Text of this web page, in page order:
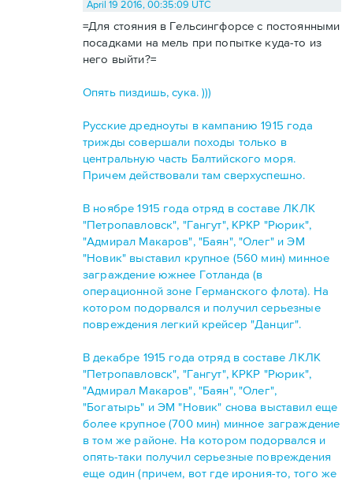
April 19 2016, 00:35:09 UTC
=Для стояния в Гельсингфорсе с постоянными
посадками на мель при попытке куда-то из
него выйти?=
Опять пиздишь, сука. )))
Русские дредноуты в кампанию 1915 года
трижды совершали походы только в
центральную часть Балтийского моря.
Причем действовали там сверхуспешно.
В ноябре 1915 года отряд в составе ЛКЛК
"Петропавловск", "Гангут", КРКР "Рюрик",
"Адмирал Макаров", "Баян", "Олег" и ЭМ
"Новик" выставил крупное (560 мин) минное
заграждение южнее Готланда (в
операционной зоне Германского флота). На
котором подорвался и получил серьезные
повреждения легкий крейсер "Данциг".
В декабре 1915 года отряд в составе ЛКЛК
"Петропавловск", "Гангут", КРКР "Рюрик",
"Адмирал Макаров", "Баян", "Олег",
"Богатырь" и ЭМ "Новик" снова выставил еще
более крупное (700 мин) минное заграждение
в том же районе. На котором подорвался и
опять-таки получил серьезные повреждения
еще один (причем, вот где ирония-то, того же